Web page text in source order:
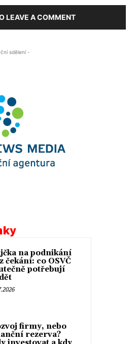
LEAVE A COMMENT
sdělení -
na podnikání
čekání: co OSVČ
potřebují
firmy, nebo
rezerva?